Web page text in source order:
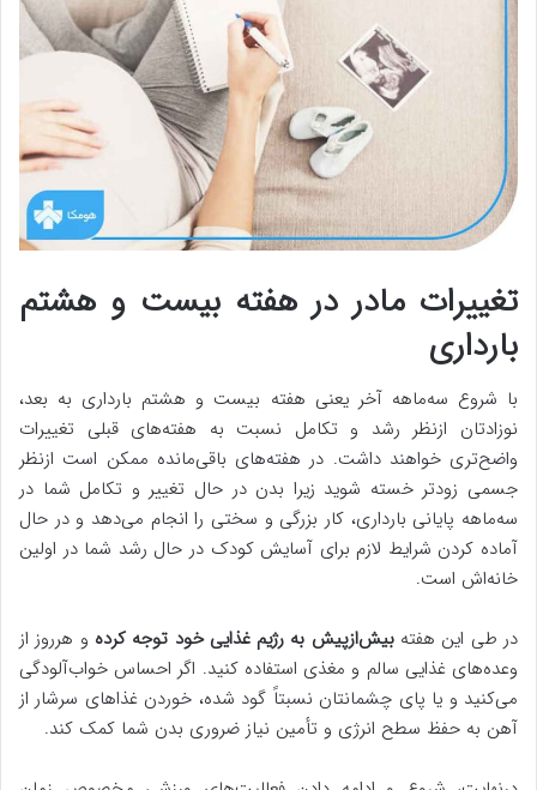
تغییرات مادر در هفته بیست و هشتم
بارداری
با شروع سه‌ماهه آخر یعنی هفته بیست و هشتم بارداری به بعد،
نوزادتان ازنظر رشد و تکامل نسبت به هفته‌های قبلی تغییرات
واضح‌تری خواهند داشت. در هفته‌های باقی‌مانده ممکن است ازنظر
جسمی زودتر خسته شوید زیرا بدن در حال تغییر و تکامل شما در
سه‌ماهه پایانی بارداری، کار بزرگی و سختی را انجام می‌دهد و در حال
آماده کردن شرایط لازم برای آسایش کودک در حال رشد شما در اولین
خانه‌اش است.
در طی این هفته بیش‌ازپیش به رژیم غذایی خود توجه کرده و هرروز از
وعده‌های غذایی سالم و مغذی استفاده کنید. اگر احساس خواب‌آلودگی
می‌کنید و یا پای چشمانتان نسبتاً گود شده، خوردن غذاهای سرشار از
آهن به حفظ سطح انرژی و تأمین نیاز ضروری بدن شما کمک کند.